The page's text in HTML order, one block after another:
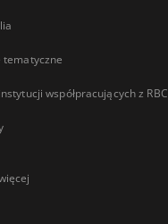
tematyczne
współpracujących z RBC